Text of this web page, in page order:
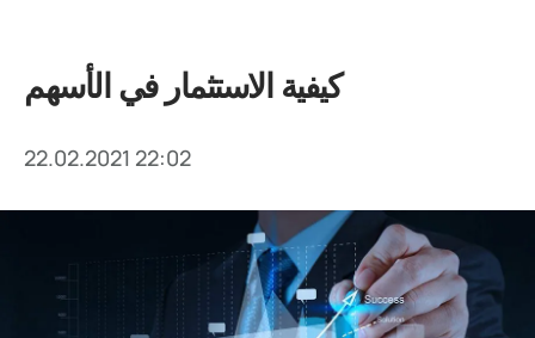
كيفية الاستثمار في الأسهم
22.02.2021 22:02